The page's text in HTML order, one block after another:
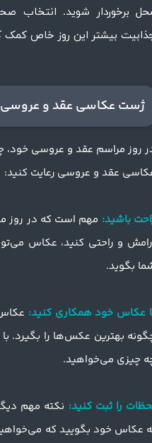
برخوردار شوید. انتخاب
بیشتر این روز خاص کمک
روز مراسم عقد و عروسی خود،
عقد و عروسی رعایت کنید:
باشید: مهم است که در روز
و راحتی کنید، عکاس
بگوید.
عکاس خود همکاری کنید:
بهترین عکس‌ها را بگیرد.
چیزی می‌خواهید.
را ثبت کنید: نکته مهم
عکاس خود بگویید که
ژست عکاسی عقد و عروسی